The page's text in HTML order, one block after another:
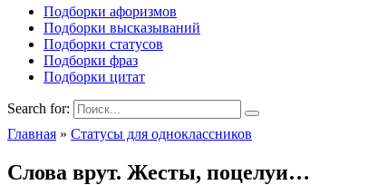
Подборки афоризмов
Подборки высказываний
Подборки статусов
Подборки фраз
Подборки цитат
Search for:
Главная » Статусы для одноклассников
Слова врут. Жесты, поцелуи…